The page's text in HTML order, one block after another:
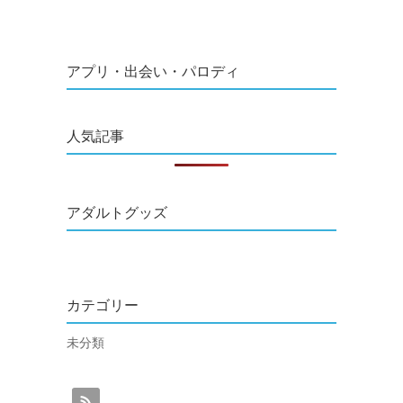
アプリ・出会い・パロディ
人気記事
アダルトグッズ
カテゴリー
未分類